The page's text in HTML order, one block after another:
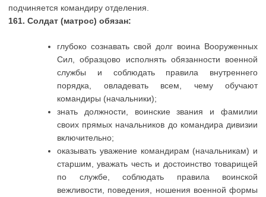
подчиняется командиру отделения.
161. Солдат (матрос) обязан:
глубоко сознавать свой долг воина Вооруженных
Сил, образцово исполнять обязанности военной
службы и соблюдать правила внутреннего
порядка, овладевать всем, чему обучают
командиры (начальники);
знать должности, воинские звания и фамилии
своих прямых начальников до командира дивизии
включительно;
оказывать уважение командирам (начальникам) и
старшим, уважать честь и достоинство товарищей
по службе, соблюдать правила воинской
вежливости, поведения, ношения военной формы